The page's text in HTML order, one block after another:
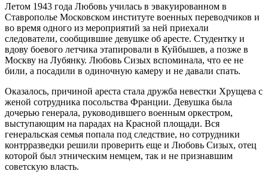
Летом 1943 года Любовь училась в эвакуированном в
Ставрополье Московском институте военных переводчиков и
во время одного из мероприятий за ней приехали
следователи, сообщившие девушке об аресте. Студентку и
вдову боевого летчика этапировали в Куйбышев, а позже в
Москву на Лубянку. Любовь Сизых вспоминала, что ее не
били, а посадили в одиночную камеру и не давали спать.
Оказалось, причиной ареста стала дружба невестки Хрущева с
женой сотрудника посольства Франции. Девушка была
дочерью генерала, руководившего военным оркестром,
выступающим на парадах на Красной площади. Вся
генеральская семья попала под следствие, но сотрудники
контрразведки решили проверить еще и Любовь Сизых, отец
которой был этническим немцем, так и не признавшим
советскую власть.